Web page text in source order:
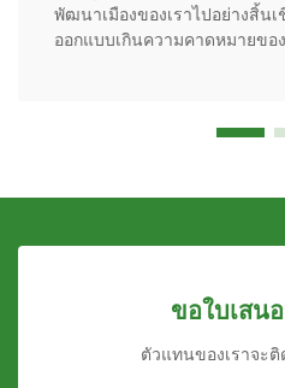
พัฒนาเมืองของเราไปอย่างสิ้น
ออกแบบเกินความคาดหมายของ
ขอใบเสน
ตัวแทนของเราจะ